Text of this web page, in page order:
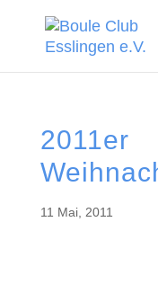
2011er
11 Mai, 2011